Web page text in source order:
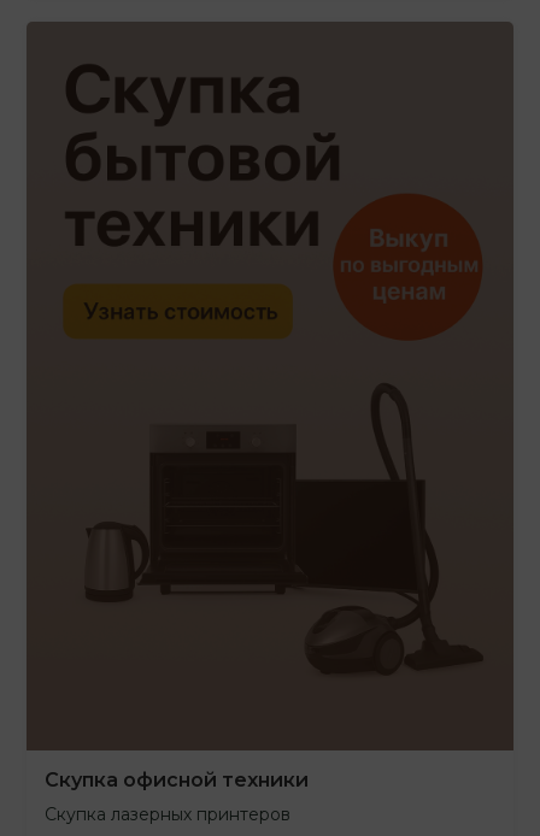
Скупка офисной техники
Скупка лазерных принтеров